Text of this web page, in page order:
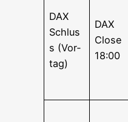
DAX
Schlus
s (Vor­
tag)
DAX
Clo­se
18:00